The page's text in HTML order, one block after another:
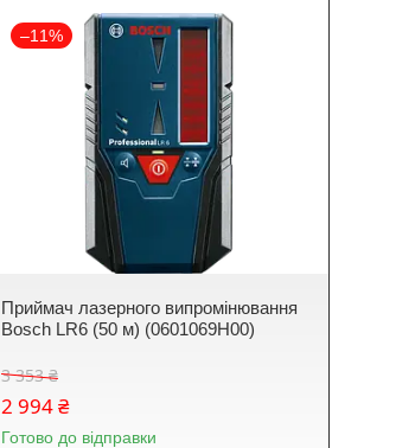
–11%
Приймач лазерного випромінювання
Bosch LR6 (50 м) (0601069H00)
3 353 ₴
2 994 ₴
Готово до відправки